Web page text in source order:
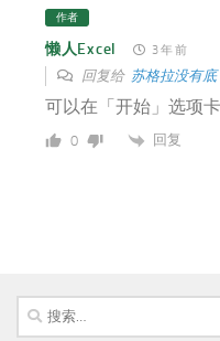
作者
懒人Excel 3 年 前
回复给 苏格拉没有底
可以在「开始」选项
0 回复
搜
索：